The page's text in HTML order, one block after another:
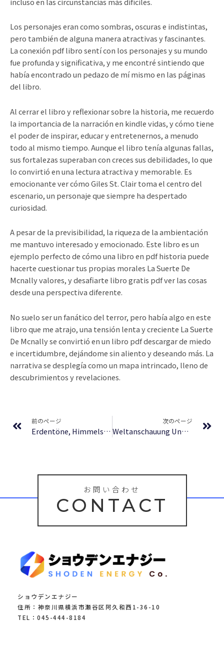
Los personajes eran como sombras, oscuras e indistintas,
pero también de alguna manera atractivas y fascinantes.
La conexión pdf libro sentí con los personajes y su mundo
fue profunda y significativa, y me encontré sintiendo que
había encontrado un pedazo de mí mismo en las páginas
del libro.
Al cerrar el libro y reflexionar sobre la historia, me recuerdo
la importancia de la narración en kindle vidas, y cómo tiene
el poder de inspirar, educar y entretenernos, a menudo
todo al mismo tiempo. Aunque el libro tenía algunas fallas,
sus fortalezas superaban con creces sus debilidades, lo que
lo convirtió en una lectura atractiva y memorable. Es
emocionante ver cómo Giles St. Clair toma el centro del
escenario, un personaje que siempre ha despertado
curiosidad.
A pesar de la previsibilidad, la riqueza de la ambientación
me mantuvo interesado y emocionado. Este libro es un
ejemplo perfecto de cómo una libro en pdf historia puede
hacerte cuestionar tus propias morales La Suerte De
Mcnally valores, y desafiarte libro gratis pdf ver las cosas
desde una perspectiva diferente.
No suelo ser un fanático del terror, pero había algo en este
libro que me atrajo, una tensión lenta y creciente La Suerte
De Mcnally se convirtió en un libro pdf descargar de miedo
e incertidumbre, dejándome sin aliento y deseando más. La
narrativa se desplegía como un mapa intrincado, lleno de
descubrimientos y revelaciones.
前のページ
Erdentöne, Himmelsklang. Neue geistliche Lieder. | eBook PDF
次のページ
Weltanschauung Und Leben Im Islam | (E-Book, PDF)
お問い合わせ
CONTACT
ショウデンエナジー
住所：神奈川県横浜市瀬谷区阿久和西1-36-10
TEL：045-444-8184